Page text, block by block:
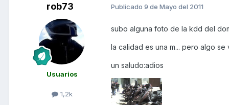
rob73
Usuarios
1,2k
Publicado 9 de Mayo del 2011
subo alguna foto de la kdd del
la calidad es una m... pero algo se
un saludo:adios